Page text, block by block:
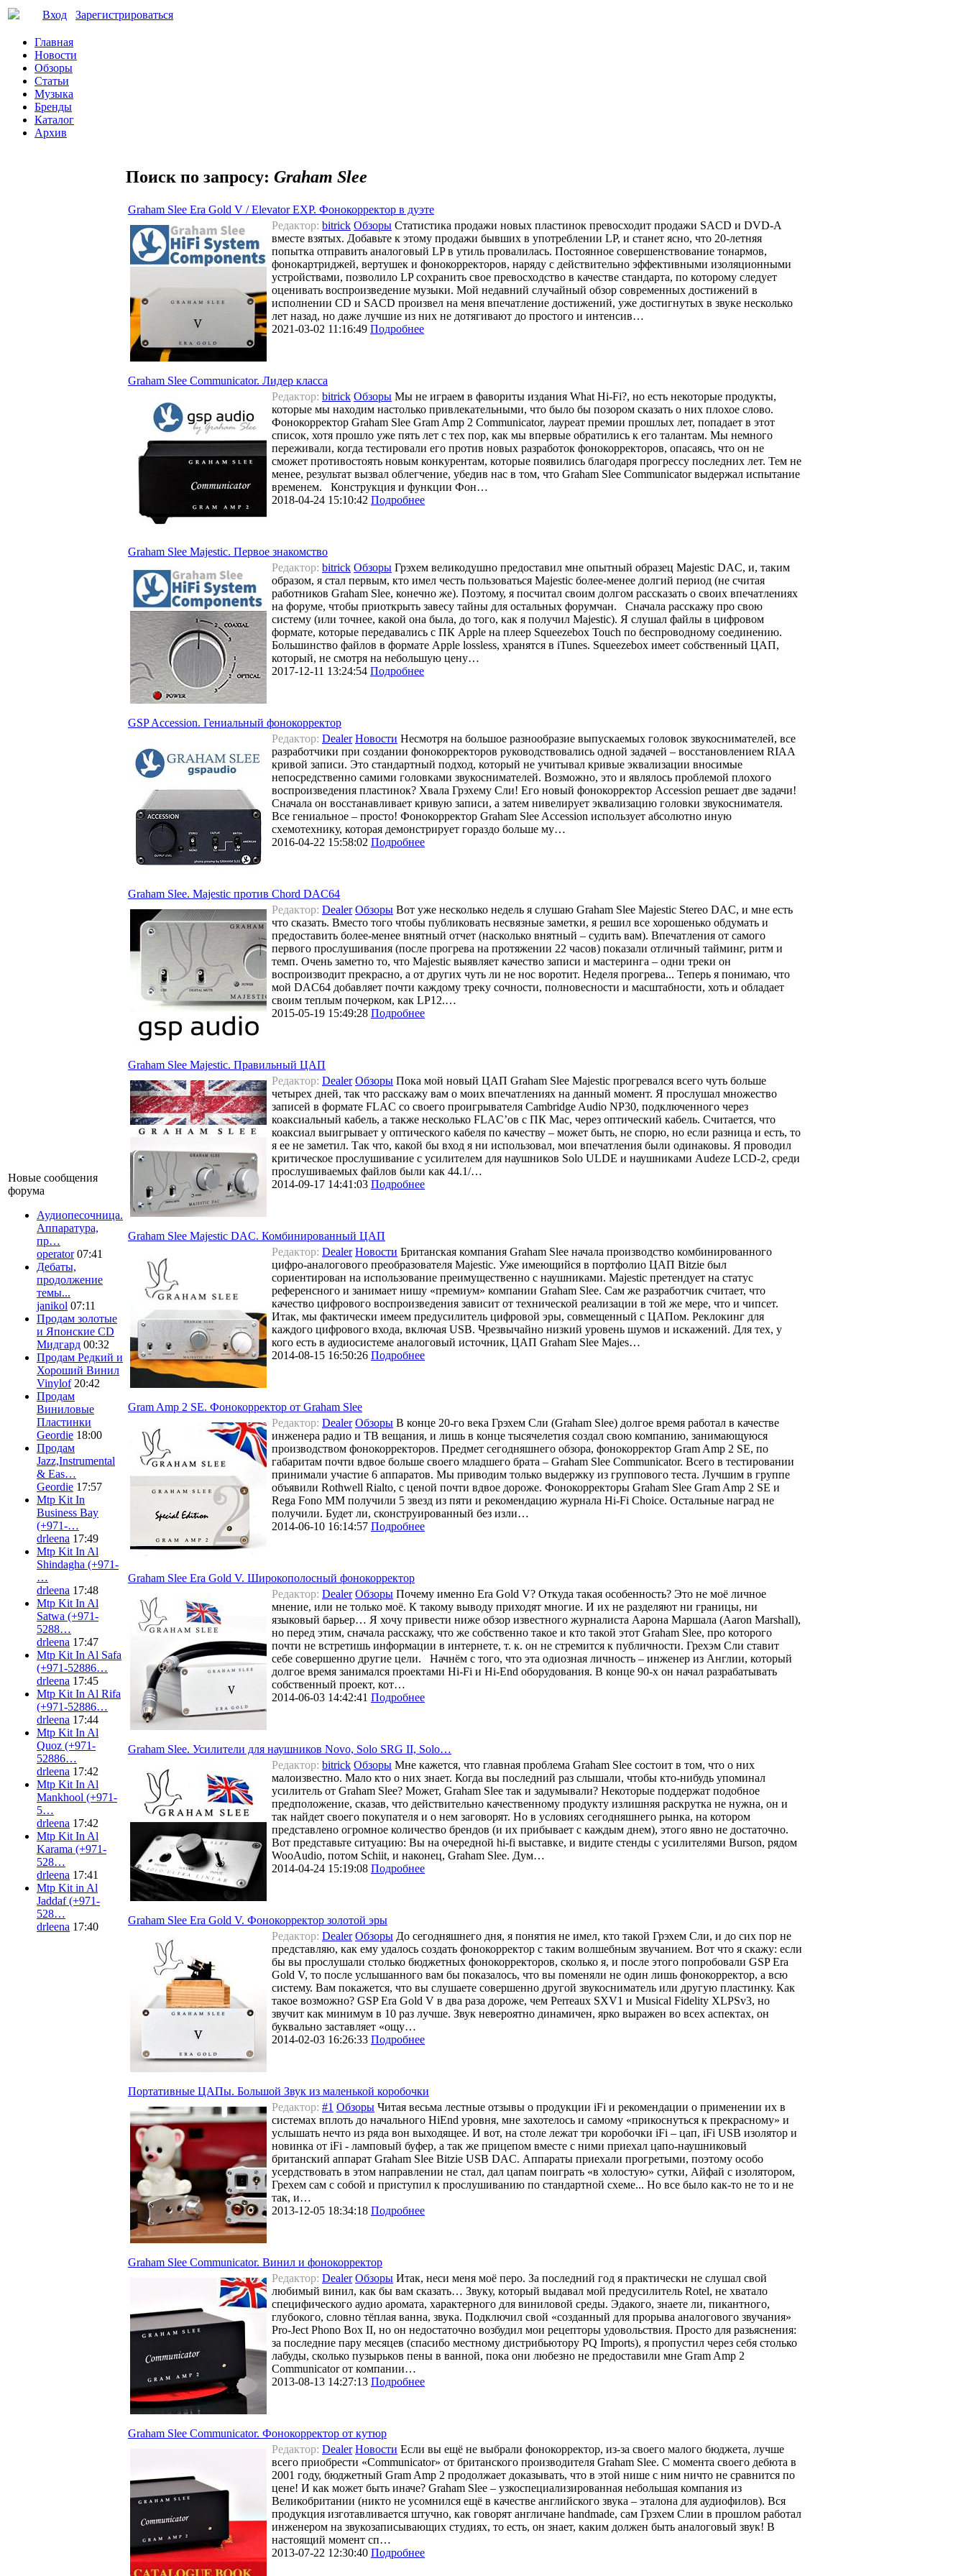
Вход Зарегистрироваться
Главная
Новости
Обзоры
Статьи
Музыка
Бренды
Каталог
Архив
Новые сообщения
форума
Аудиопесочница.
Аппаратура,
пр…
operator 07:41
Дебаты,
продолжение
темы...
janikol 07:11
Продам золотые
и Японские CD
Мидгард 00:32
Продам Редкий и
Хороший Винил
Vinylof 20:42
Продам
Виниловые
Пластинки
Geordie 18:00
Продам
Jazz,Instrumental
& Eas…
Geordie 17:57
Mtp Kit In
Business Bay
(+971-…
drleena 17:49
Mtp Kit In Al
Shindagha (+971-
…
drleena 17:48
Mtp Kit In Al
Satwa (+971-
5288…
drleena 17:47
Mtp Kit In Al Safa
(+971-52886…
drleena 17:45
Mtp Kit In Al Rifa
(+971-52886…
drleena 17:44
Mtp Kit In Al
Quoz (+971-
52886…
drleena 17:42
Mtp Kit In Al
Mankhool (+971-
5…
drleena 17:42
Mtp Kit In Al
Karama (+971-
528…
drleena 17:41
Mtp Kit in Al
Jaddaf (+971-
528…
drleena 17:40
Поиск по запросу: Graham Slee
Graham Slee Era Gold V / Elevator EXP. Фонокорректор в дуэте
Редактор: bitrick Обзоры Cтатистика продажи новых пластинок превосходит продажи SACD и DVD-A
вместе взятых. Добавьте к этому продажи бывших в употреблении LP, и станет ясно, что 20-летняя
попытка отправить аналоговый LP в утиль провалилась. Постоянное совершенствование тонармов,
фонокартриджей, вертушек и фонокорректоров, наряду с действительно эффективными изоляционными
устройствами, позволило LP сохранить свое превосходство в качестве стандарта, по которому следует
оценивать воспроизведение музыки. Мой недавний случайный обзор современных достижений в
исполнении CD и SACD произвел на меня впечатление достижений, уже достигнутых в звуке несколько
лет назад, но даже лучшие из них не дотягивают до простого и интенсив…
2021-03-02 11:16:49 Подробнее
Graham Slee Communicator. Лидер класса
Редактор: bitrick Обзоры Мы не играем в фавориты издания What Hi-Fi?, но есть некоторые продукты,
которые мы находим настолько привлекательными, что было бы позором сказать о них плохое слово.
Фонокорректор Graham Slee Gram Amp 2 Communicator, лауреат премии прошлых лет, попадает в этот
список, хотя прошло уже пять лет с тех пор, как мы впервые обратились к его талантам. Мы немного
переживали, когда тестировали его против новых разработок фонокорректоров, опасаясь, что он не
сможет противостоять новым конкурентам, которые появились благодаря прогрессу последних лет. Тем не
менее, результат вызвал облегчение, убедив нас в том, что Graham Slee Communicator выдержал испытание
временем. Конструкция и функции Фон…
2018-04-24 15:10:42 Подробнее
Graham Slee Majestic. Первое знакомство
Редактор: bitrick Обзоры Грэхем великодушно предоставил мне опытный образец Majestic DAC, и, таким
образом, я стал первым, кто имел честь пользоваться Majestic более-менее долгий период (не считая
работников Graham Slee, конечно же). Поэтому, я посчитал своим долгом рассказать о своих впечатлениях
на форуме, чтобы приоткрыть завесу тайны для остальных форумчан. Сначала расскажу про свою
систему (или точнее, какой она была, до того, как я получил Majestic). Я слушал файлы в цифровом
формате, которые передавались с ПК Apple на плеер Squeezebox Touch по беспроводному соединению.
Большинство файлов в формате Apple lossless, хранятся в iTunes. Squeezebox имеет собственный ЦАП,
который, не смотря на небольшую цену…
2017-12-11 13:24:54 Подробнее
GSP Accession. Гениальный фонокорректор
Редактор: Dealer Новости Несмотря на большое разнообразие выпускаемых головок звукоснимателей, все
разработчики при создании фонокорректоров руководствовались одной задачей – восстановлением RIAA
кривой записи. Это стандартный подход, который не учитывал кривые эквализации вносимые
непосредственно самими головками звукоснимателей. Возможно, это и являлось проблемой плохого
воспроизведения пластинок? Хвала Грэхему Сли! Его новый фонокорректор Accession решает две задачи!
Сначала он восстанавливает кривую записи, а затем нивелирует эквализацию головки звукоснимателя.
Все гениальное – просто! Фонокорректор Graham Slee Accession использует абсолютно иную
схемотехнику, которая демонстрирует гораздо больше му…
2016-04-22 15:58:02 Подробнее
Graham Slee. Majestic против Chord DAC64
Редактор: Dealer Обзоры Вот уже несколько недель я слушаю Graham Slee Majestic Stereo DAC, и мне есть
что сказать. Вместо того чтобы публиковать несвязные заметки, я решил все хорошенько обдумать и
предоставить более-менее внятный отчет (насколько внятный – судить вам). Впечатления от самого
первого прослушивания (после прогрева на протяжении 22 часов) показали отличный тайминг, ритм и
темп. Очень заметно то, что Majestic выявляет качество записи и мастеринга – одни треки он
воспроизводит прекрасно, а от других чуть ли не нос воротит. Неделя прогрева... Теперь я понимаю, что
мой DAC64 добавляет почти каждому треку сочности, полновесности и масштабности, хоть и обладает
своим теплым почерком, как LP12.…
2015-05-19 15:49:28 Подробнее
Graham Slee Majestic. Правильный ЦАП
Редактор: Dealer Обзоры Пока мой новый ЦАП Graham Slee Majestic прогревался всего чуть больше
четырех дней, так что расскажу вам о моих впечатлениях на данный момент. Я прослушал множество
записей в формате FLAC со своего проигрывателя Cambridge Audio NP30, подключенного через
коаксиальный кабель, а также несколько FLAC’ов с ПК Mac, через оптический кабель. Считается, что
коаксиал выигрывает у оптического кабеля по качеству – может быть, не спорю, но если разница и есть, то
я ее не заметил. Так что, какой бы вход я ни использовал, мои впечатления были одинаковы. Я проводил
критическое прослушивание с усилителем для наушников Solo ULDE и наушниками Audeze LCD-2, среди
прослушиваемых файлов были как 44.1/…
2014-09-17 14:41:03 Подробнее
Graham Slee Majestic DAC. Комбинированный ЦАП
Редактор: Dealer Новости Британская компания Graham Slee начала производство комбинированного
цифро-аналогового преобразователя Majestic. Уже имеющийся в портфолио ЦАП Bitzie был
сориентирован на использование преимущественно с наушниками. Majestic претендует на статус
референсного и занимает нишу «премиум» компании Graham Slee. Сам же разработчик считает, что
качество цифрового воспроизведения зависит от технической реализации в той же мере, что и чипсет.
Итак, мы фактически имеем предусилитель цифровой эры, совмещенный с ЦАПом. Реклокинг для
каждого цифрового входа, включая USB. Чрезвычайно низкий уровень шумов и искажений. Для тех, у
кого есть в аудиосистеме аналоговый источник, ЦАП Graham Slee Majes…
2014-08-15 16:50:26 Подробнее
Gram Amp 2 SE. Фонокорректор от Graham Slee
Редактор: Dealer Обзоры В конце 20-го века Грэхем Сли (Graham Slee) долгое время работал в качестве
инженера радио и ТВ вещания, и лишь в конце тысячелетия создал свою компанию, занимающуюся
производством фонокорректоров. Предмет сегодняшнего обзора, фонокорректор Gram Amp 2 SE, по
габаритам почти вдвое больше своего младшего брата – Graham Slee Communicator. Всего в тестировании
принимали участие 6 аппаратов. Мы приводим только выдержку из группового теста. Лучшим в группе
объявили Rothwell Rialto, с ценой почти вдвое дороже. Фонокорректоры Graham Slee Gram Amp 2 SE и
Rega Fono MM получили 5 звезд из пяти и рекомендацию журнала Hi-Fi Choice. Остальные наград не
получили. Будет ли, сконструированный без изли…
2014-06-10 16:14:57 Подробнее
Graham Slee Era Gold V. Широкополосный фонокорректор
Редактор: Dealer Обзоры Почему именно Era Gold V? Откуда такая особенность? Это не моё личное
мнение, или не только моё. К такому выводу приходят многие. И их не разделяют ни границы, ни
языковый барьер… Я хочу привести ниже обзор известного журналиста Аарона Маршала (Aaron Marshall),
но перед этим, сначала расскажу, что же собственно такое и кто такой этот Graham Slee, про которого
почти не встретишь информации в интернете, т. к. он не стремится к публичности. Грехэм Сли ставит
себе совершенно другие цели. Начнём с того, что эта одиозная личность – инженер из Англии, который
долгое время занимался проектами Hi-Fi и Hi-End оборудования. В конце 90-х он начал разрабатывать
собственный проект, кот…
2014-06-03 14:42:41 Подробнее
Graham Slee. Усилители для наушников Novo, Solo SRG II, Solo…
Редактор: bitrick Обзоры Мне кажется, что главная проблема Graham Slee состоит в том, что о них
малоизвестно. Мало кто о них знает. Когда вы последний раз слышали, чтобы кто-нибудь упоминал
усилитель от Graham Slee? Может, Graham Slee так и задумывали? Некоторые поддержат подобное
предположение, сказав, что действительно качественному продукту излишняя раскрутка не нужна, он и
так найдет своего покупателя и о нем заговорят. Но в условиях сегодняшнего рынка, на котором
представлено огромное количество брендов (и их прибывает с каждым днем), этого явно не достаточно.
Вот представьте ситуацию: Вы на очередной hi-fi выставке, и видите стенды с усилителями Burson, рядом
WooAudio, потом Schiit, и наконец, Graham Slee. Дум…
2014-04-24 15:19:08 Подробнее
Graham Slee Era Gold V. Фонокорректор золотой эры
Редактор: Dealer Обзоры До сегодняшнего дня, я понятия не имел, кто такой Грэхем Сли, и до сих пор не
представляю, как ему удалось создать фонокорректор с таким волшебным звучанием. Вот что я скажу: если
бы вы прослушали столько бюджетных фонокорректоров, сколько я, и после этого попробовали GSP Era
Gold V, то после услышанного вам бы показалось, что вы поменяли не один лишь фонокорректор, а всю
систему. Вам покажется, что вы слушаете совершенно другой звукосниматель или другую пластинку. Как
такое возможно? GSP Era Gold V в два раза дороже, чем Perreaux SXV1 и Musical Fidelity XLPSv3, но
звучит как минимум в 10 раз лучше. Звук невероятно динамичен, ярко выражен во всех аспектах, он
буквально заставляет «ощу…
2014-02-03 16:26:33 Подробнее
Портативные ЦАПы. Большой Звук из маленькой коробочки
Редактор: #1 Обзоры Читая весьма лестные отзывы о продукции iFi и рекомендации о применении их в
системах вплоть до начального HiEnd уровня, мне захотелось и самому «прикоснуться к прекрасному» и
услышать нечто из ряда вон выходящее. И вот, на столе лежат три коробочки iFi – цап, iFi USB изолятор и
новинка от iFi - ламповый буфер, а так же прицепом вместе с ними приехал цапо-наушниковый
британский аппарат Graham Slee Bitzie USB DAC. Аппараты приехали прогретыми, поэтому особо
усердствовать в этом направлении не стал, дал цапам поиграть «в холостую» сутки, Айфай с изолятором,
Грехем сам с собой и приступил к прослушиванию по стандартной схеме... Но все было как-то не то и не
так, и…
2013-12-05 18:34:18 Подробнее
Graham Slee Communicator. Винил и фонокорректор
Редактор: Dealer Обзоры Итак, неси меня моё перо. За последний год я практически не слушал свой
любимый винил, как бы вам сказать… Звуку, который выдавал мой предусилитель Rotel, не хватало
специфического аудио аромата, характерного для виниловой среды. Эдакого, знаете ли, пикантного,
глубокого, словно тёплая ванна, звука. Подключил свой «созданный для прорыва аналогового звучания»
Pro-Ject Phono Box II, но он недостаточно возбудил мои рецепторы удовольствия. Просто для разьяснения:
за последние пару месяцев (спасибо местному дистрибьютору PQ Imports), я пропустил через себя столько
лабуды, сколько пузырьков пены в ванной, пока они любезно не предоставили мне Gram Amp 2
Communicator от компании…
2013-08-13 14:27:13 Подробнее
Graham Slee Communicator. Фонокорректор от кутюр
Редактор: Dealer Новости Если вы ещё не выбрали фонокорректор, из-за своего малого бюджета, лучше
всего приобрести «Communicator» от британского производителя Graham Slee. С момента своего дебюта в
2001 году, бюджетный Gram Amp 2 продолжает доказывать, что в этой нише с ним ничто не сравнится по
цене! И как может быть иначе? Graham Slee – узкоспециализированная небольшая компания из
Великобритании (никто не усомнился ещё в качестве английского звука – эталона для аудиофилов). Вся
продукция изготавливается штучно, как говорят англичане handmade, сам Грэхем Слии в прошлом работал
инженером на звукозаписывающих студиях, то есть, он знает, каким должен быть аналоговый звук! В
настоящий момент сп…
2013-07-22 12:30:40 Подробнее